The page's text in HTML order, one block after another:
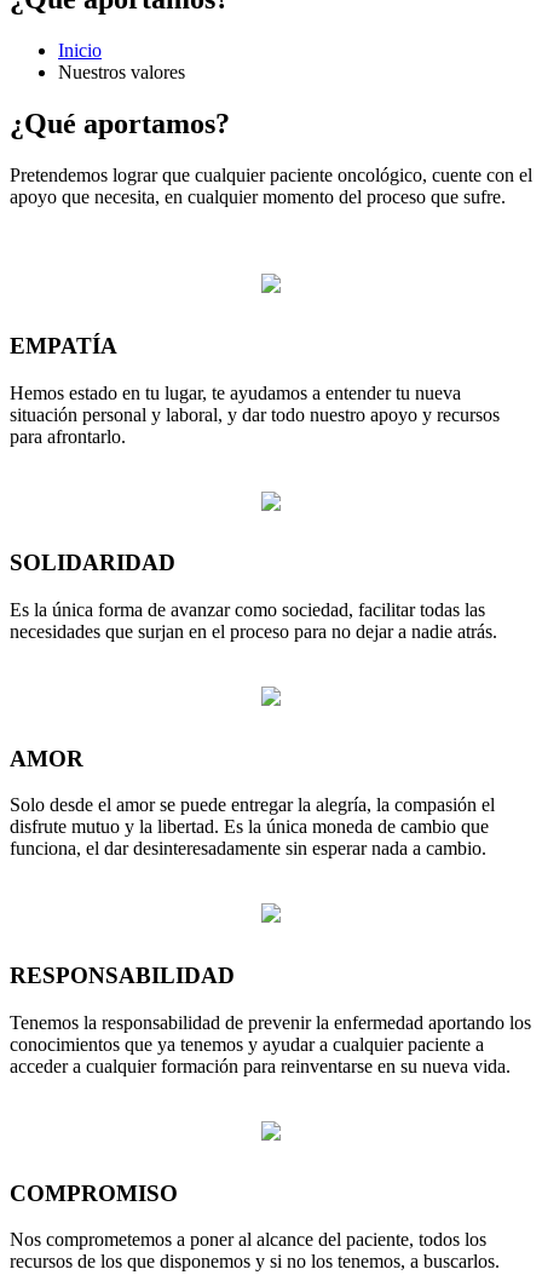
Inicio
Nuestros valores
¿Qué aportamos?
Pretendemos lograr que cualquier paciente oncológico, cuente con el
apoyo que necesita, en cualquier momento del proceso que sufre.
EMPATÍA
Hemos estado en tu lugar, te ayudamos a entender tu nueva
situación personal y laboral, y dar todo nuestro apoyo y recursos
para afrontarlo.
SOLIDARIDAD
Es la única forma de avanzar como sociedad, facilitar todas las
necesidades que surjan en el proceso para no dejar a nadie atrás.
AMOR
Solo desde el amor se puede entregar la alegría, la compasión el
disfrute mutuo y la libertad. Es la única moneda de cambio que
funciona, el dar desinteresadamente sin esperar nada a cambio.
RESPONSABILIDAD
Tenemos la responsabilidad de prevenir la enfermedad aportando los
conocimientos que ya tenemos y ayudar a cualquier paciente a
acceder a cualquier formación para reinventarse en su nueva vida.
COMPROMISO
Nos comprometemos a poner al alcance del paciente, todos los
recursos de los que disponemos y si no los tenemos, a buscarlos.